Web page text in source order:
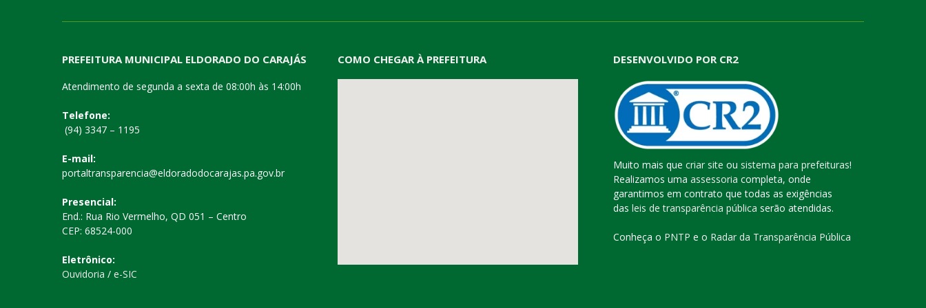
PREFEITURA MUNICIPAL ELDORADO DO CARAJÁS
Atendimento de segunda a sexta de 08:00h às 14:00h
Telefone:
(94) 3347 – 1195
E-mail:
portaltransparencia@eldoradodocarajas.pa.gov.br
Presencial:
End.: Rua Rio Vermelho, QD 051 – Centro
CEP: 68524-000
Eletrônico:
Ouvidoria / e-SIC
COMO CHEGAR À PREFEITURA DESENVOLVIDO POR CR2
Muito mais que criar site ou sistema para prefeituras!
Realizamos uma assessoria completa, onde
garantimos em contrato que todas as exigências
das leis de transparência pública serão atendidas.
Conheça o PNTP e o Radar da Transparência Pública